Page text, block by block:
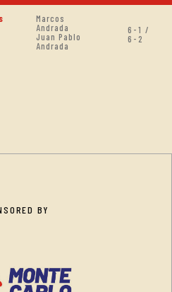
Marcos
Andrada
Juan Pablo
Andrada
6-1 /
6-2
BY